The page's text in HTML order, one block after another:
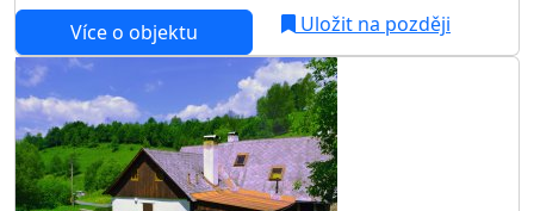
Více o objektu Uložit na později